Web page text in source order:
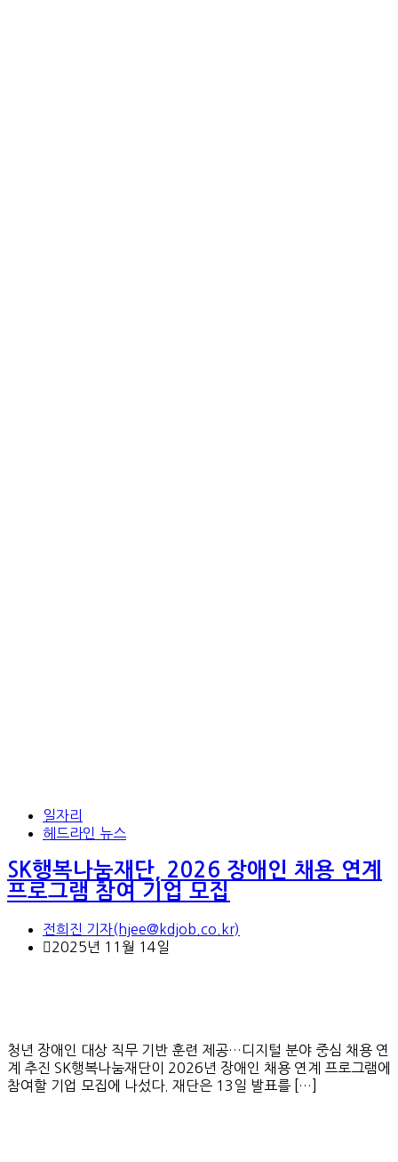
일자리
헤드라인 뉴스
SK행복나눔재단, 2026 장애인 채용 연계
프로그램 참여 기업 모집
전희진 기자(hjee@kdjob.co.kr)
2025년 11월 14일
청년 장애인 대상 직무 기반 훈련 제공…디지털 분야 중심 채용 연
계 추진 SK행복나눔재단이 2026년 장애인 채용 연계 프로그램에
참여할 기업 모집에 나섰다. 재단은 13일 발표를 […]